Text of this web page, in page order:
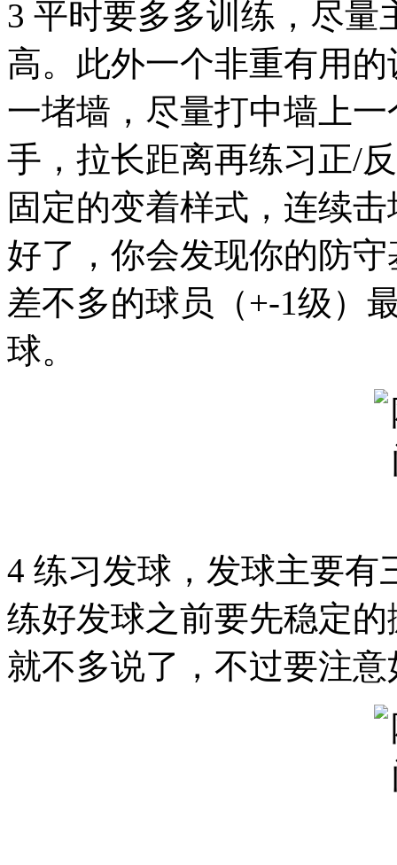
3 平时要多多训练，尽量
高。此外一个非重有用
一堵墙，尽量打中墙上
手，拉长距离再练习正/
固定的变着样式，连续
好了，你会发现你的防
差不多的球员（+-1级）
球。
4 练习发球，发球主要有
练好发球之前要先稳定
就不多说了，不过要注